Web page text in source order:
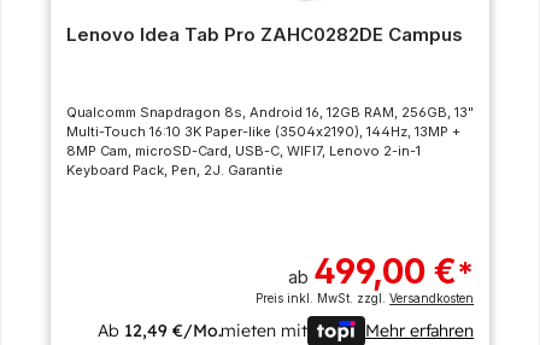
Lenovo Idea Tab Pro ZAHC0282DE Campus
Qualcomm Snapdragon 8s, Android 16, 12GB RAM, 256GB, 13"
Multi-Touch 16:10 3K Paper-like (3504x2190), 144Hz, 13MP +
8MP Cam, microSD-Card, USB-C, WIFI7, Lenovo 2-in-1
Keyboard Pack, Pen, 2J. Garantie
ab 499,00 €*
Preis inkl. MwSt. zzgl.Versandkosten
Ab 12,49 €/Mo.mieten mit Mehr erfahren